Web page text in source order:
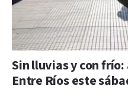
Sin lluvias y con
Entre Ríos este